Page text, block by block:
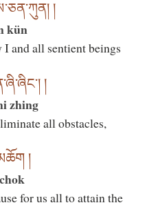
།
kün
and all sentient beings
།
zhing
all obstacles,
།
for us all to attain the